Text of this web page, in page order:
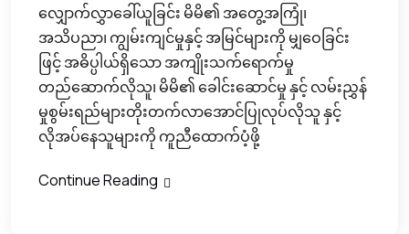
လျှောက်လွှာခေါ်ယူခြင်း မိမိ၏ အတွေ့အကြုံ၊
အသိပညာ၊ ကျွမ်းကျင်မှုနှင့် အမြင်များကို မျှဝေခြင်း
ဖြင့် အဓိပ္ပါယ်ရှိသော အကျိုးသက်ရောက်မှု
တည်ဆောက်လိုသူ၊ မိမိ၏ ခေါင်းဆောင်မှု နှင့် လမ်းညွှန်
မှုစွမ်းရည်များတိုးတက်လာအောင်ပြုလုပ်လိုသူ နှင့်
လိုအပ်နေသူများကို ကူညီထောက်ပံ့ဖို့
Continue Reading